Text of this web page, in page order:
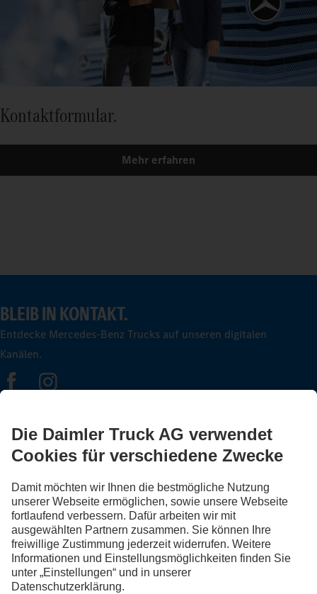
Kontaktformular.
Mehr erfahren
BLEIB IN KONTAKT.
Entdecke Mercedes-Benz Trucks auf unseren digitalen
Kanälen.
FOLLOW THE ROADSTARS.
Tausche jetzt Erfahrungen mit anderen Truckerinnen und
Truckern aus.